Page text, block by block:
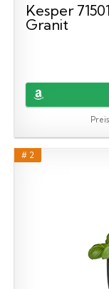
Kesper
Granit
# 2